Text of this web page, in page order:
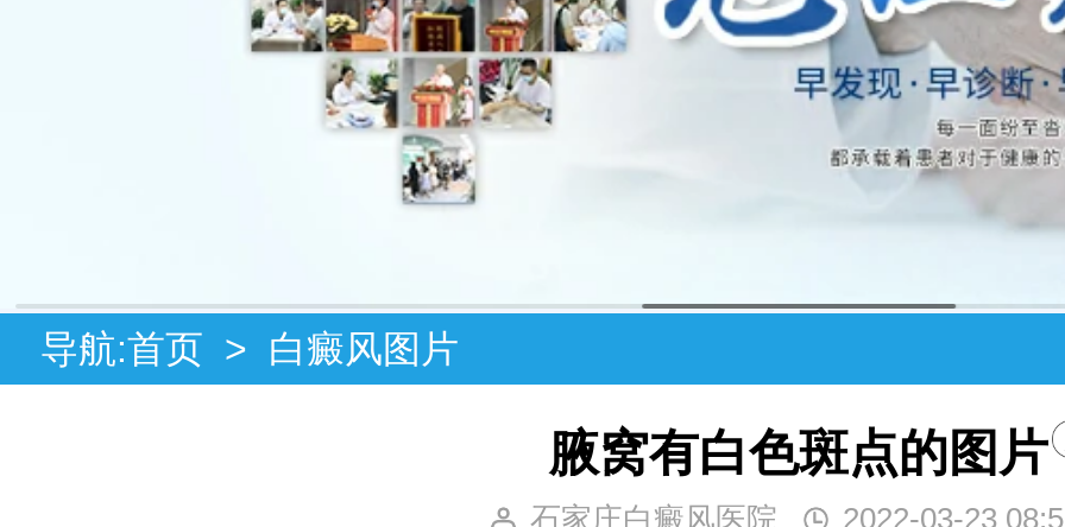
导航:首页 > 白癜风图片
腋窝有白色斑点的图片
石家庄白癜风医院 2022-03-23